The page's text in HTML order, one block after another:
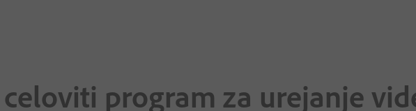
program za urejanje